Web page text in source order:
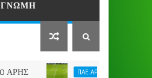
ΓΝΩΜΗ
ΠΑΕ ΑΡΗΣ Η νίκη μας έδωσε